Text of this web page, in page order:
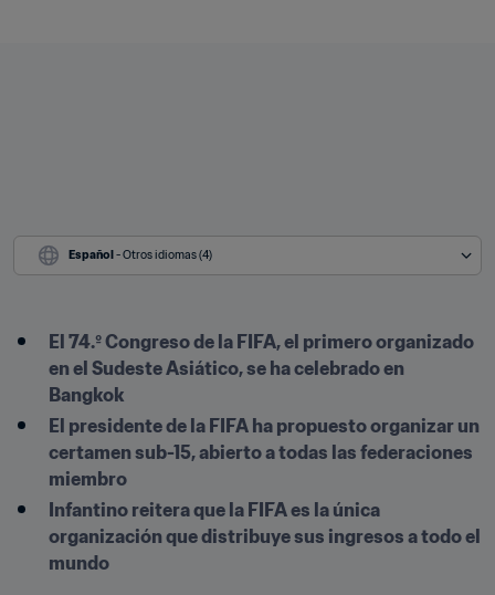
Español - Otros idiomas (4)
El 74.º Congreso de la FIFA, el primero organizado
en el Sudeste Asiático, se ha celebrado en
Bangkok
El presidente de la FIFA ha propuesto organizar un
certamen sub-15, abierto a todas las federaciones
miembro
Infantino reitera que la FIFA es la única
organización que distribuye sus ingresos a todo el
mundo